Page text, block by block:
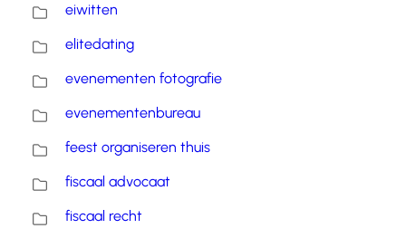
eiwitten
elitedating
evenementen fotografie
evenementenbureau
feest organiseren thuis
fiscaal advocaat
fiscaal recht